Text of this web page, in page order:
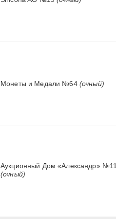
Монеты и Медали №64 (очный)
Аукционный Дом «Александр» №11
(очный)